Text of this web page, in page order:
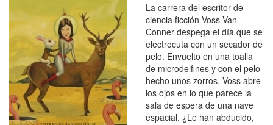
La carrera del escritor de
ciencia ficción Voss Van
Conner despega el día que se
electrocuta con un secador de
pelo. Envuelto en una toalla
de microdelfines y con el pelo
hecho unos zorros, Voss abre
los ojos en lo que parece la
sala de espera de una nave
espacial. ¿Le han abducido,